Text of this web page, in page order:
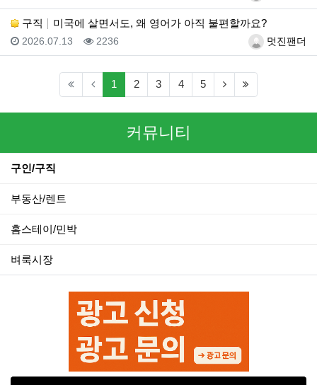
구직 미국에 살면서도, 왜 영어가 아직 불편할까요?
등록자멋진팬더
등록일
2026.07.13 조회
2236
1 (current)
2 3 4 5 (next)
커뮤니티
구인/구직
부동산/렌트
홈스테이/민박
벼룩시장